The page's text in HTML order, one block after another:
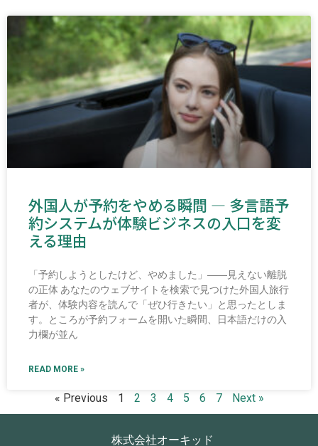
外国人が予約をやめる瞬間 ― 多言語予
約システムが体験ビジネスの入口を変
える理由
「予約しようとしたけど、やめました」――見えない離脱
の正体 あなたのウェブサイトを検索で見つけた外国人旅行
者が、体験内容を読んで「ぜひ行きたい」と思ったとしま
す。ところが予約フォームを開いた瞬間、日本語だけの入
力欄が並ん
READ MORE »
« Previous 1 2 3 4 5 6 7 Next »
株式会社オーキッド